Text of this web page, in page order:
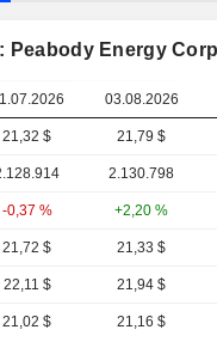
Peabody Energy
03.08.2026
21,32 $ 21,79 $
2.130.798
-0,37 % +2,20 %
21,72 $ 21,33 $
22,11 $ 21,94 $
21,02 $ 21,16 $